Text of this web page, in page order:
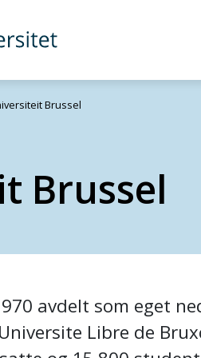
Brussel
Brussel
avdelt som eget
Libre de